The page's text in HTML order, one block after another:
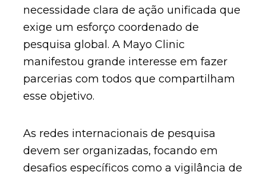
necessidade clara de ação unificada que
exige um esforço coordenado de
pesquisa global. A Mayo Clinic
manifestou grande interesse em fazer
parcerias com todos que compartilham
esse objetivo.
As redes internacionais de pesquisa
devem ser organizadas, focando em
desafios específicos como a vigilância de